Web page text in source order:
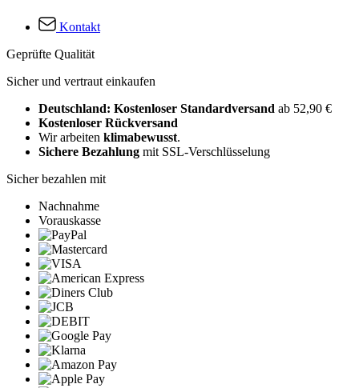
Kontakt
Geprüfte Qualität
Sicher und vertraut einkaufen
Deutschland: Kostenloser Standardversand ab 52,90 €
Kostenloser Rückversand
Wir arbeiten klimabewusst.
Sichere Bezahlung mit SSL-Verschlüsselung
Sicher bezahlen mit
Nachnahme
Vorauskasse